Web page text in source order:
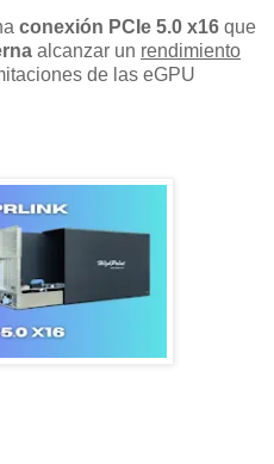
conexión PCIe 5.0 x16 que
alcanzar un rendimiento
de las eGPU